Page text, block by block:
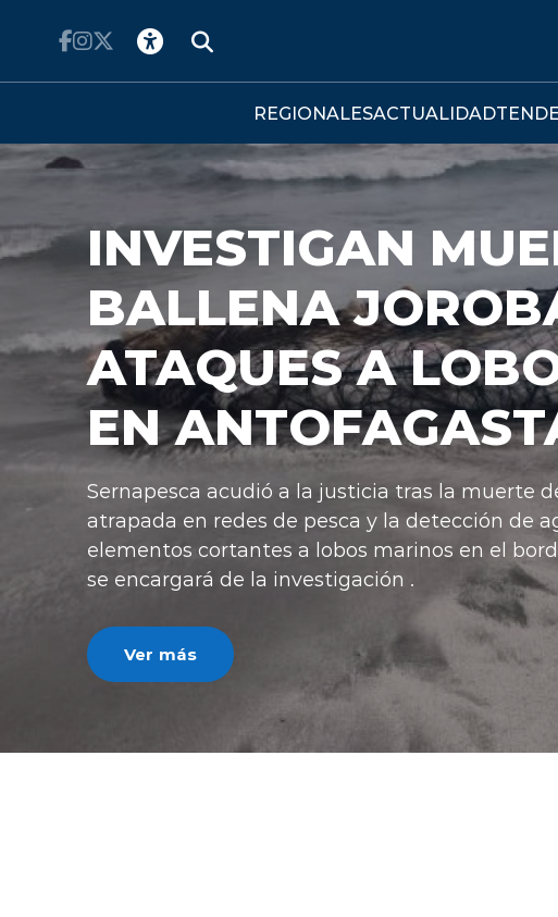
REGIONALESACTUALIDAD
"Con esta medida lo
posibilidades de
ministro de Vivienda,
Ver más